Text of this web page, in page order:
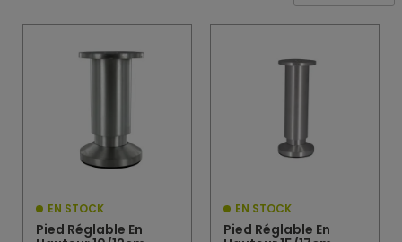
EN STOCK
Pied Réglable En
EN STOCK
Pied Réglable En